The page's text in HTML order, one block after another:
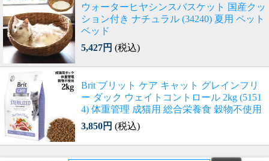
ウォーターヒヤシンスバスケット 国産クッ
ション付き ナチュラル (34240) 夏用 ペット
ベッド
5,427円 (税込)
Brit ブリット ケア キャット グレインフリ
ー ダック ウェイトコントロール 2kg (5151
4) 体重管理 成猫用 総合栄養食 穀物不使用
3,850円 (税込)